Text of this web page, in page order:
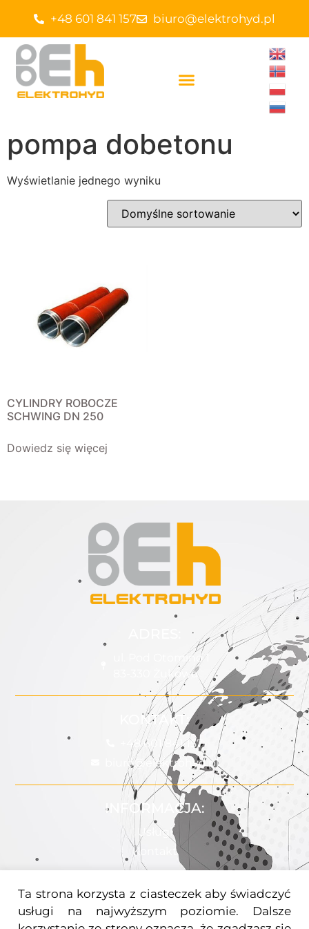
+48 601 841 157 biuro@elektrohyd.pl
pompa dobetonu
Wyświetlanie jednego wyniku
CYLINDRY ROBOCZE
SCHWING DN 250
Dowiedz się więcej
ul. Pod Otomino 1
83-330 Żukowo
KONTAKT:
+48 601 841 157
biuro@elektrohyd.pl
INFORMACJA:
Usługi
Kontakt
POMOC:
Uprawnienia
Ta strona korzysta z ciasteczek aby świadczyć
usługi na najwyższym poziomie. Dalsze